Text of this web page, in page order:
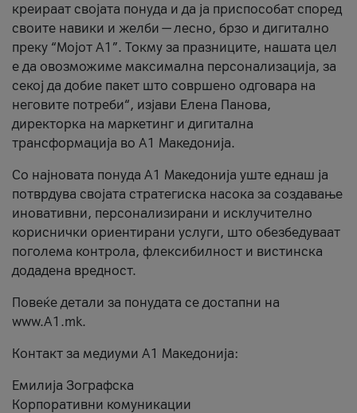
креираат својата понуда и да ја приспособат според
своите навики и желби — лесно, брзо и дигитално
преку “Мојот А1”. Токму за празниците, нашата цел
е да овозможиме максимална персонализација, за
секој да добие пакет што совршено одговара на
неговите потреби“, изјави Елена Панова,
директорка на маркетинг и дигитална
трансформација во А1 Македонија.
Со најновата понуда А1 Македонија уште еднаш ја
потврдува својата стратегиска насока за создавање
иновативни, персонализирани и исклучително
кориснички ориентирани услуги, што обезбедуваат
поголема контрола, флексибилност и вистинска
додадена вредност.
Повеќе детали за понудата се достапни на
www.А1.mk.
Контакт за медиуми А1 Македонија:
Емилија Зографска
Корпоративни комуникации